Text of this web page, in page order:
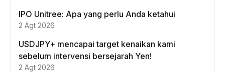
IPO Unitree: Apa yang perlu Anda ketahui
2 Agt 2026
USDJPY+ mencapai target kenaikan kami
sebelum intervensi bersejarah Yen!
2 Agt 2026